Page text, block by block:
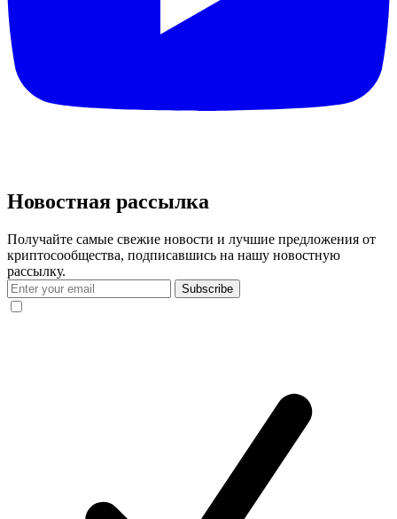
Новостная рассылка
Получайте самые свежие новости и лучшие предложения от
криптосообщества, подписавшись на нашу новостную
рассылку.
Subscribe